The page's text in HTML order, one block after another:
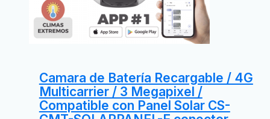
Camara de Batería Recargable / 4G
Multicarrier / 3 Megapixel /
Compatible con Panel Solar CS-